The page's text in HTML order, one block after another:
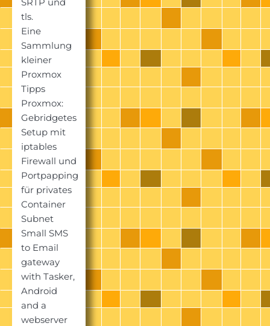
SRTP und
tls.
Eine
Sammlung
kleiner
Proxmox
Tipps
Proxmox:
Gebridgetes
Setup mit
iptables
Firewall und
Portpapping
für privates
Container
Subnet
Small SMS
to Email
gateway
with Tasker,
Android
and a
webserver